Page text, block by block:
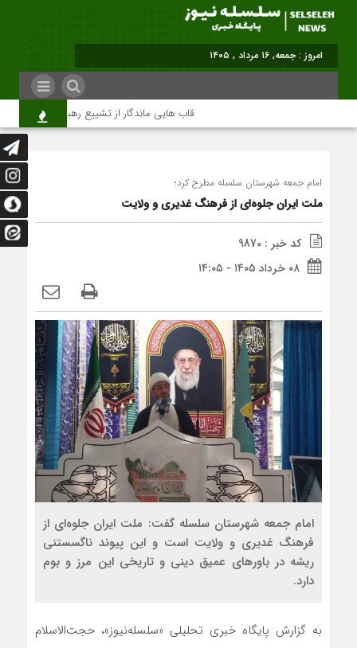
امروز : جمعه, ۱۶ مرداد , ۱۴۰۵
قاب هایی ماندگار از تشییع رهبر شهید در تهران
امام جمعه شهرستان سلسله مطرح کرد؛
ملت ایران جلوه‌ای از فرهنگ غدیری و ولایت
کد خبر : 9870
۰۸ خرداد ۱۴۰۵ - ۱۴:۰۵
امام جمعه شهرستان سلسله گفت: ملت ایران جلوه‌ای از
فرهنگ غدیری و ولایت است و این پیوند ناگسستنی
ریشه در باورهای عمیق دینی و تاریخی این مرز و بوم
دارد.
به گزارش پایگاه خبری تحلیلی «سلسله‌نیوز»، حجت‌الاسلام